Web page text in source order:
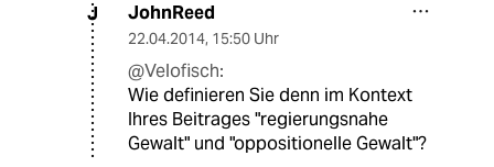
J JohnReed
22.04.2014, 15:50 Uhr
@Velofisch:
Wie definieren Sie denn im Kontext
Ihres Beitrages "regierungsnahe
Gewalt" und "oppositionelle Gewalt"?